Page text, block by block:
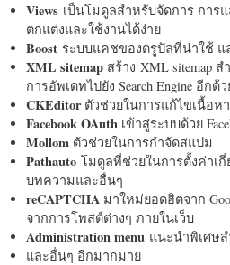
Views เป็นโมดูลสำหรับจัดการ การ
ตกแต่งและใช้งานได้ง่าย
Boost ระบบแคชของดรูปัลที่น่าใช้ แ
XML sitemap สร้าง XML sitemap
การอัพเดทไปยัง Search Engine อีกด้
CKEditorตัวช่วยในการแก้ไขเนื้อห
Facebook OAuth เข้าสู่ระบบด้วย
Mollom ตัวช่วยในการกำจัดสแปม
Pathauto โมดูลที่ช่วยในการตั้งค่าเ
บทความและอื่นๆ
reCAPTCHA มาใหม่ยอดฮิตจาก
จากการโพสต์ต่างๆ ภายในเว็บ
Administration menu แนะนำพิเศษ
และอื่นๆ อีกมากมาย